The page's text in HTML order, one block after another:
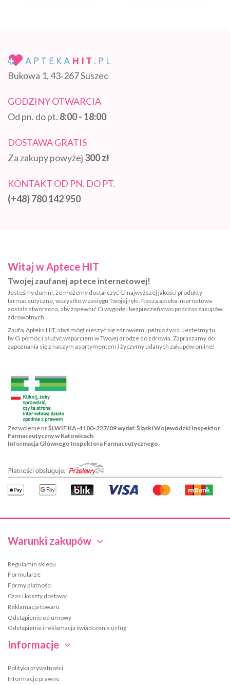
Bukowa 1, 43-267 Suszec
GODZINY OTWARCIA
Od pn. do pt. 8:00 - 18:00
DOSTAWA GRATIS
Za zakupy powyżej 300 zł
KONTAKT OD PN. DO PT.
(+48) 780 142 950
Warunki zakupów
Regulamin sklepu
Formularze
Formy płatności
Czas i koszty dostawy
Reklamacja towaru
Odstąpienie od umowy
Odstąpienie i reklamacja świadczenia usług
Informacje
Polityka prywatności
Informacje prawne
Witaj w Aptece HIT
Twojej zaufanej aptece internetowej!
Jesteśmy dumni, że możemy dostarczyć Ci najwyższej jakości produkty
farmaceutyczne, wszystko w zasięgu Twojej ręki. Nasza apteka internetowa
została stworzona, aby zapewnić Ci wygodę i bezpieczeństwo podczas zakupów
zdrowotnych.
Zaufaj Apteka HIT, abyś mógł cieszyć się zdrowiem i pełnią życia. Jesteśmy tu,
by Ci pomóc i służyć wsparciem w Twojej drodze do zdrowia. Zapraszamy do
zapoznania się z naszym asortymentem i życzymy udanych zakupów online!
Zezwolenie nrŚLWIF.KA-4100-227/09 wydał: Śląski Wojewódzki Inspektor
Farmaceutyczny w Katowicach
Informacja Głównego Inspektora Farmaceutycznego